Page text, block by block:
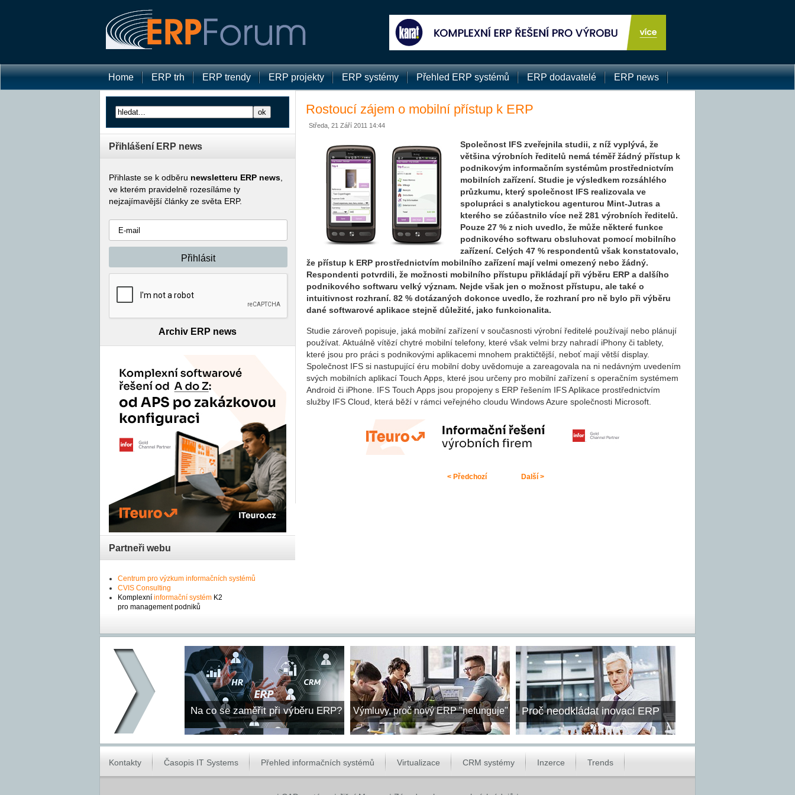
Home ERP trh ERP trendy ERP projekty ERP systémy Přehled ERP systémů ERP dodavatelé ERP news
Přihlášení ERP news
Přihlaste se k odběru newsletteru ERP news
ve kterém pravidelně rozesíláme ty
nejzajímavější články ze světa ERP.
Archiv ERP news
Partneři webu
Centrum pro výzkum informačních systémů
CVIS Consulting
Komplexní informační systém K2
pro management podniků
Rostoucí zájem o mobilní přístup k ERP
Středa, 21 Září 2011 14:44
Společnost IFS zveřejnila studii, z níž vyplývá, že
většina výrobních ředitelů nemá téměř žádný přístup k
podnikovým informačním systémům prostřednictvím
mobilních zařízení. Studie je výsledkem rozsáhlého
průzkumu, který společnost IFS realizovala ve
spolupráci s analytickou agenturou Mint-Jutras a
kterého se zúčastnilo více než 281 výrobních ředitelů.
Pouze 27 % z nich uvedlo, že může některé funkce
podnikového softwaru obsluhovat pomocí mobilního
zařízení. Celých 47 % respondentů však konstatovalo,
že přístup k ERP prostřednictvím mobilního zařízení mají velmi omezený nebo žádný.
Respondenti potvrdili, že možnosti mobilního přístupu přikládají při výběru ERP a dalšího
podnikového softwaru velký význam. Nejde však jen o možnost přístupu, ale také o
intuitivnost rozhraní. 82 % dotázaných dokonce uvedlo, že rozhraní pro ně bylo při výběru
dané softwarové aplikace stejně důležité, jako funkcionalita.
Studie zároveň popisuje, jaká mobilní zařízení v současnosti výrobní ředitelé používají nebo plánují
používat. Aktuálně vítězí chytré mobilní telefony, které však velmi brzy nahradí iPhony či tablety,
které jsou pro práci s podnikovými aplikacemi mnohem praktičtější, neboť mají větší display.
Společnost IFS si nastupující éru mobilní doby uvědomuje a zareagovala na ni nedávným uvedením
svých mobilních aplikací Touch Apps, které jsou určeny pro mobilní zařízení s operačním systémem
Android či iPhone. IFS Touch Apps jsou propojeny s ERP řešením IFS Aplikace prostřednictvím
služby IFS Cloud, která běží v rámci veřejného cloudu Windows Azure společnosti Microsoft.
< Předchozí Další >
Na co se zaměřit při výběru ERP? Výmluvy, proč nový ERP "nefunguje" Proč neodkládat inovaci ERP
Kontakty Časopis IT Systems Přehled informačních systémů Virtualizace CRM systémy Inzerce Trends